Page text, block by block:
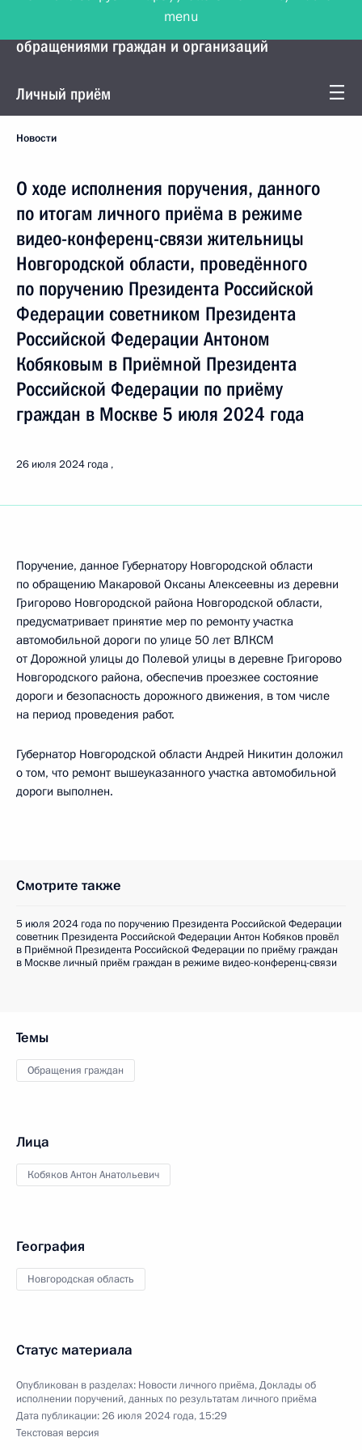
Управление Президента по работе с
обращениями граждан и организаций
Личный приём
Новости
О ходе исполнения поручения, данного
по итогам личного приёма в режиме
видео-конференц-связи жительницы
Новгородской области, проведённого
по поручению Президента Российской
Федерации советником Президента
Российской Федерации Антоном
Кобяковым в Приёмной Президента
Российской Федерации по приёму
граждан в Москве 5 июля 2024 года
26 июля 2024 года
Поручение, данное Губернатору Новгородской области
по обращению Макаровой Оксаны Алексеевны из деревни
Григорово Новгородской района Новгородской области,
предусматривает принятие мер по ремонту участка
автомобильной дороги по улице 50 лет ВЛКСМ
от Дорожной улицы до Полевой улицы в деревне Григорово
Новгородского района, обеспечив проезжее состояние
дороги и безопасность дорожного движения, в том числе
на период проведения работ.
Губернатор Новгородской области Андрей Никитин доложил
о том, что ремонт вышеуказанного участка автомобильной
дороги выполнен.
Смотрите также
5 июля 2024 года по поручению Президента Российской Федерации
советник Президента Российской Федерации Антон Кобяков провёл
в Приёмной Президента Российской Федерации по приёму граждан
в Москве личный приём граждан в режиме видео-конференц-связи
Темы
Обращения граждан
Лица
Кобяков Антон Анатольевич
География
Новгородская область
Статус материала
Опубликован в разделах: Новости личного приёма,Доклады об
исполнении поручений, данных по результатам личного приёма
Дата публикации:26 июля 2024 года, 15:29
Текстовая версия
menu